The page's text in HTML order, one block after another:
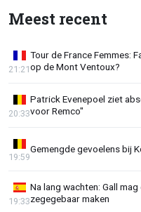
Meest recent
Tour de France Femmes:
op de Mont Ventoux?
21:21
Patrick Evenepoel ziet
voor Remco"
20:33
Gemengde gevoelens bij
19:59
Na lang wachten: Gall
zegegebaar maken
19:33